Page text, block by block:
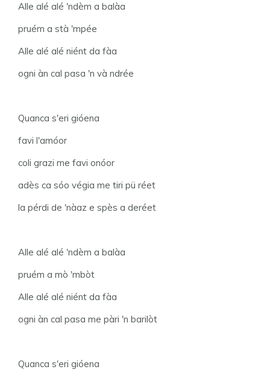
Alle alé alé 'ndèm a balàa
pruém a stà 'mpée
Alle alé alé niént da fàa
ogni àn cal pasa 'n và ndrée
Quanca s'eri gióena
favi l'amóor
coli grazi me favi onóor
adès ca sóo végia me tiri pü réet
la pérdi de 'nàaz e spès a deréet
Alle alé alé 'ndèm a balàa
pruém a mò 'mbòt
Alle alé alé niént da fàa
ogni àn cal pasa me pàri 'n barilòt
Quanca s'eri gióena